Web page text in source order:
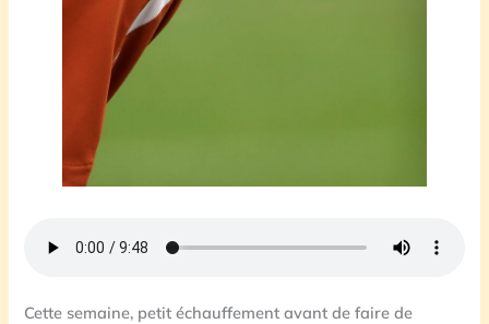
Cette semaine, petit échauffement avant de faire de